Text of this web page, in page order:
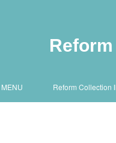
MENU Reform Collection Ⅱ